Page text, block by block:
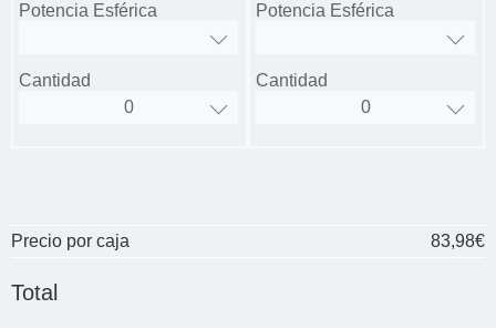
Potencia Esférica
Cantidad
Potencia Esférica
Cantidad
Precio por caja 83,98€
Total